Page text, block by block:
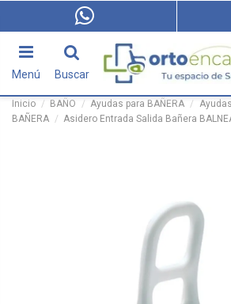
Menú Buscar
Inicio BAÑO Ayudas para BAÑERA
BAÑERA
Asidero Entrada Salida Bañera